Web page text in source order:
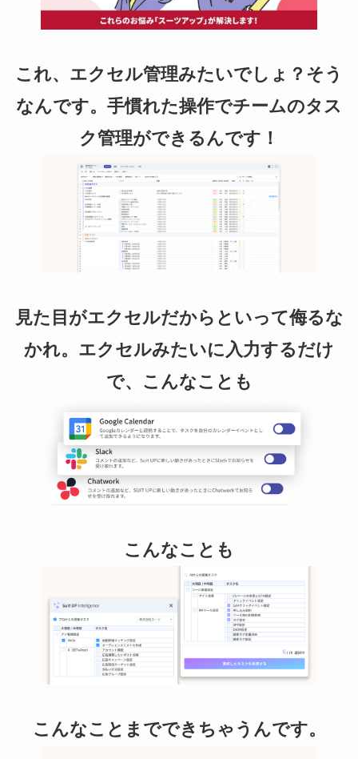
これ、エクセル管理みたいでしょ？そう
なんです。手慣れた操作でチームのタス
ク管理ができるんです！
見た目がエクセルだからといって侮るな
かれ。エクセルみたいに入力するだけ
で、こんなことも
こんなことも
こんなことまでできちゃうんです。